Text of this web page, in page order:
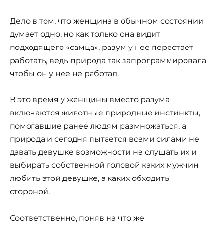
Дело в том, что женщина в обычном состоянии
думает одно, но как только она видит
подходящего «самца», разум у нее перестает
работать, ведь природа так запрограммировала
чтобы он у нее не работал.
В это время у женщины вместо разума
включаются животные природные инстинкты,
помогавшие ранее людям размножаться, а
природа и сегодня пытается всеми силами не
давать девушке возможности не слушать их и
выбирать собственной головой каких мужчин
любить этой девушке, а каких обходить
стороной.
Соответственно, поняв на что же